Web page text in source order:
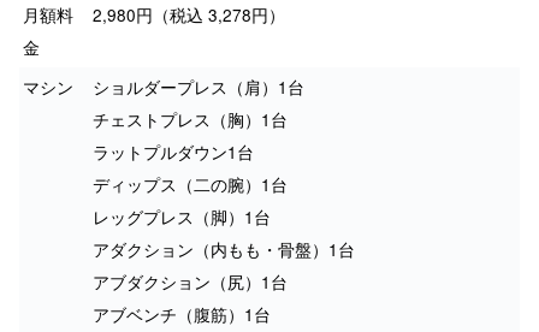
月額料
金
2,980円（税込 3,278円）
マシン
ショルダープレス（肩）1台
チェストプレス（胸）1台
ラットプルダウン1台
ディップス（二の腕）1台
レッグプレス（脚）1台
アダクション（内もも・骨盤）1台
アブダクション（尻）1台
アブベンチ（腹筋）1台